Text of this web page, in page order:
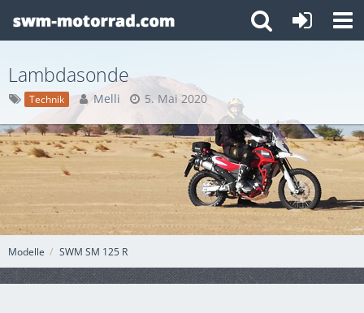
Modelle SWM SM 125 R
Lambdasonde
Technik Melli 5. Mai 2020